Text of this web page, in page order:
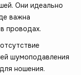
Они идеально
важна
проводах.
шумоподавления
ношения.